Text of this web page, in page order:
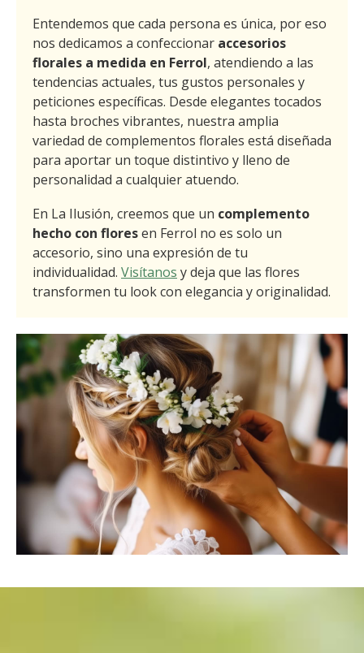
Entendemos que cada persona es única, por eso
nos dedicamos a confeccionar accesorios
florales a medida en Ferrol, atendiendo a las
tendencias actuales, tus gustos personales y
peticiones específicas. Desde elegantes tocados
hasta broches vibrantes, nuestra amplia
variedad de complementos florales está diseñada
para aportar un toque distintivo y lleno de
personalidad a cualquier atuendo.
En La Ilusión, creemos que un complemento
hecho con floresen Ferrol no es solo un
accesorio, sino una expresión de tu
individualidad. Visítanos y deja que las flores
transformen tu look con elegancia y originalidad.